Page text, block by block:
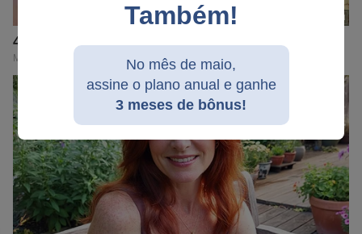
Também!
No mês de maio,
assine o plano anual e ganhe
3 meses de bônus!